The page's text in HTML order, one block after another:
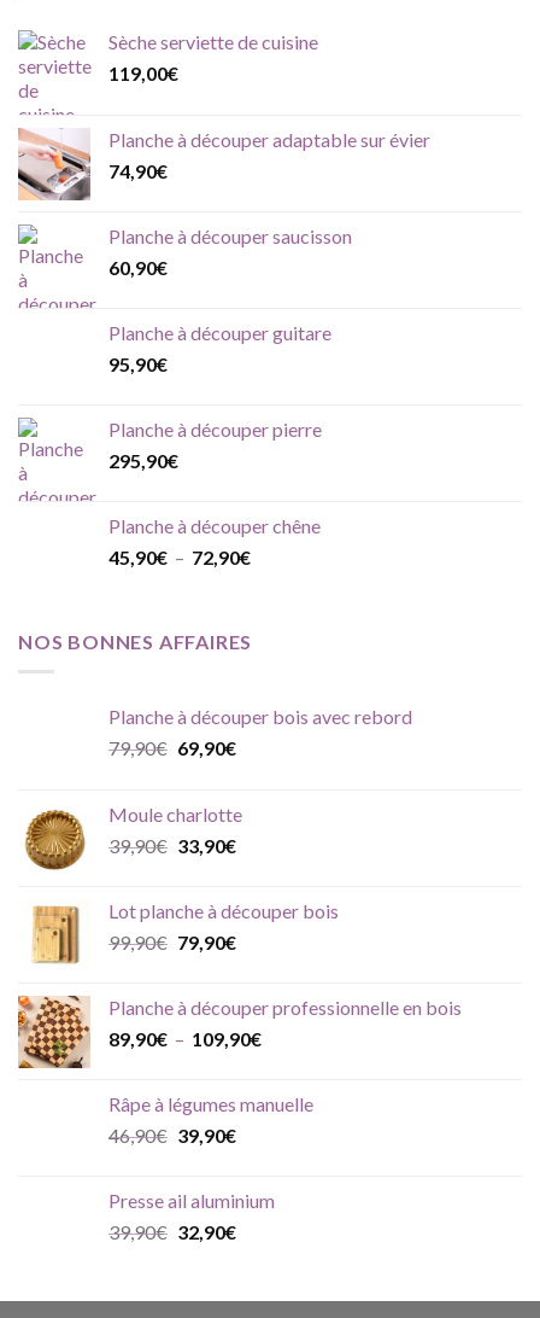
Sèche serviette de cuisine
119,00€
Planche à découper adaptable sur évier
74,90€
Planche à découper saucisson
60,90€
Planche à découper guitare
95,90€
Planche à découper pierre
295,90€
Planche à découper chêne
45,90€ – 72,90€Plage
NOS BONNES AFFAIRES
Planche à découper bois avec rebord
79,90€ Le
était :
79,90€.
69,90€Le
est :
69,90€.
Moule charlotte
39,90€ Le
était :
39,90€.
33,90€Le
est :
33,90€.
Lot planche à découper bois
99,90€ Le
était :
99,90€.
79,90€Le
est :
79,90€.
Planche à découper professionnelle en bois
89,90€ – 109,90€Plage
89,90€
Râpe à légumes manuelle
46,90€ Le
était :
46,90€.
39,90€Le
est :
39,90€.
Presse ail aluminium
39,90€ Le
était :
32,90€Le
est :